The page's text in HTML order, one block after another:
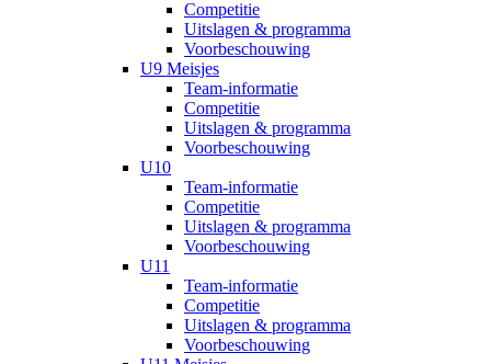
Competitie
Uitslagen & programma
Voorbeschouwing
U9 Meisjes
Team-informatie
Competitie
Uitslagen & programma
Voorbeschouwing
U10
Team-informatie
Competitie
Uitslagen & programma
Voorbeschouwing
U11
Team-informatie
Competitie
Uitslagen & programma
Voorbeschouwing